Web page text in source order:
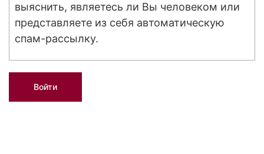
выяснить, являетесь ли Вы человеком или
представляете из себя автоматическую
спам-рассылку.